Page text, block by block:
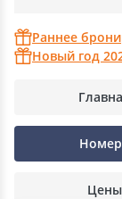
Раннее
Новый год
Цены